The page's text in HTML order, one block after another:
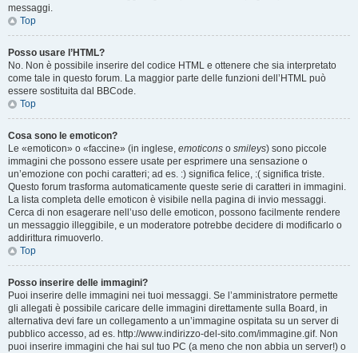
messaggi.
Top
Posso usare l’HTML?
No. Non è possibile inserire del codice HTML e ottenere che sia interpretato
come tale in questo forum. La maggior parte delle funzioni dell’HTML può
essere sostituita dal BBCode.
Top
Cosa sono le emoticon?
Le «emoticon» o «faccine» (in inglese, emoticons o smileys) sono piccole
immagini che possono essere usate per esprimere una sensazione o
un’emozione con pochi caratteri; ad es. :) significa felice, :( significa triste.
Questo forum trasforma automaticamente queste serie di caratteri in immagini.
La lista completa delle emoticon è visibile nella pagina di invio messaggi.
Cerca di non esagerare nell’uso delle emoticon, possono facilmente rendere
un messaggio illeggibile, e un moderatore potrebbe decidere di modificarlo o
addirittura rimuoverlo.
Top
Posso inserire delle immagini?
Puoi inserire delle immagini nei tuoi messaggi. Se l’amministratore permette
gli allegati è possibile caricare delle immagini direttamente sulla Board, in
alternativa devi fare un collegamento a un’immagine ospitata su un server di
pubblico accesso, ad es. http://www.indirizzo-del-sito.com/immagine.gif. Non
puoi inserire immagini che hai sul tuo PC (a meno che non abbia un server!) o